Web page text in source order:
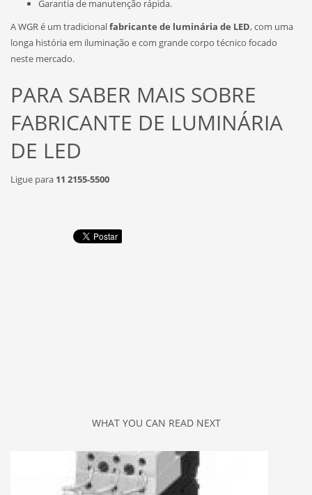
Garantia de manutenção rápida.
A WGR é um tradicionalfabricante de luminária de LED, com uma
longa história em iluminação e com grande corpo técnico focado
neste mercado.
PARA SABER MAIS SOBRE
FABRICANTE DE LUMINÁRIA
DE LED
Ligue para 11 2155-5500
WHAT YOU CAN READ NEXT